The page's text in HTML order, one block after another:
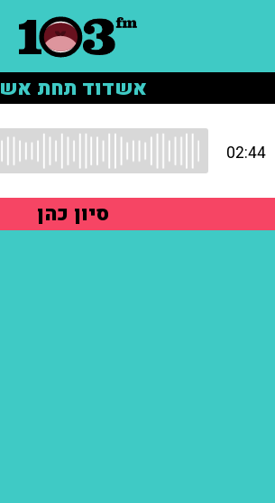
אשדוד תחת אש
02:44
סיון כהן